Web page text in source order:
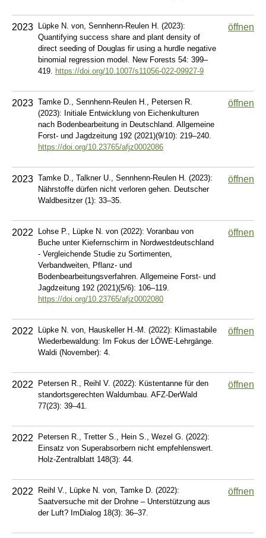
2023 Lüpke N. von, Sennhenn-Reulen H. (2023):
Quantifying success share and plant density of
direct seeding of Douglas fir using a hurdle negative
binomial regression model. New Forests 54: 399–
419. https://doi.org/10.1007/s11056-022-09927-9
öffnen
2023 Tamke D., Sennhenn-Reulen H., Petersen R.
(2023): Initiale Entwicklung von Eichenkulturen
nach Bodenbearbeitung in Deutschland. Allgemeine
Forst- und Jagdzeitung 192 (2021)(9/10): 219–240.
https://doi.org/10.23765/afjz0002086
öffnen
2023 Tamke D., Talkner U., Sennhenn-Reulen H. (2023):
Nährstoffe dürfen nicht verloren gehen. Deutscher
Waldbesitzer (1): 33–35.
öffnen
2022
Lohse P., Lüpke N. von (2022): Voranbau von
Buche unter Kiefernschirm in Nordwestdeutschland
- Vergleichende Studie zu Sortimenten,
Verbandweiten, Pflanz- und
Bodenbearbeitungsverfahren. Allgemeine Forst- und
Jagdzeitung 192 (2021)(5/6): 106–119.
https://doi.org/10.23765/afjz0002080
öffnen
2022
Lüpke N. von, Hauskeller H.-M. (2022): Klimastabile
Wiederbewaldung: Im Fokus der LÖWE-Lehrgänge.
Waldi (November): 4.
öffnen
2022
Petersen R., Reihl V. (2022): Küstentanne für den
standortsgerechten Waldumbau. AFZ-DerWald
77(23): 39–41.
öffnen
2022
Petersen R., Tretter S., Hein S., Wezel G. (2022):
Einsatz von Superabsorbern nicht empfehlenswert.
Holz-Zentralblatt 148(3): 44.
2022
Reihl V., Lüpke N. von, Tamke D. (2022):
Saatversuche mit der Drohne – Unterstützung aus
der Luft? ImDialog 18(3): 36–37.
öffnen